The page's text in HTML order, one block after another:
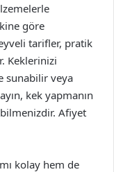
göre
tarifler, pratik
Keklerinizi
sunabilir veya
kek yapmanın
Afiyet
kolay hem de